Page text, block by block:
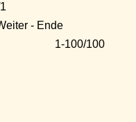
- Ende
1-100/100